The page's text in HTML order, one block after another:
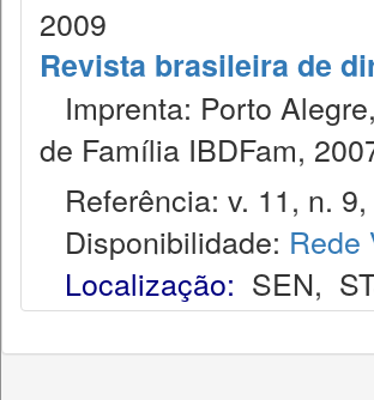
2009
Revista brasileira de
Imprenta: Porto
de Família IBDFam,
Referência: v. 11, n.
Disponibilidade: Rede
Localização: SEN,